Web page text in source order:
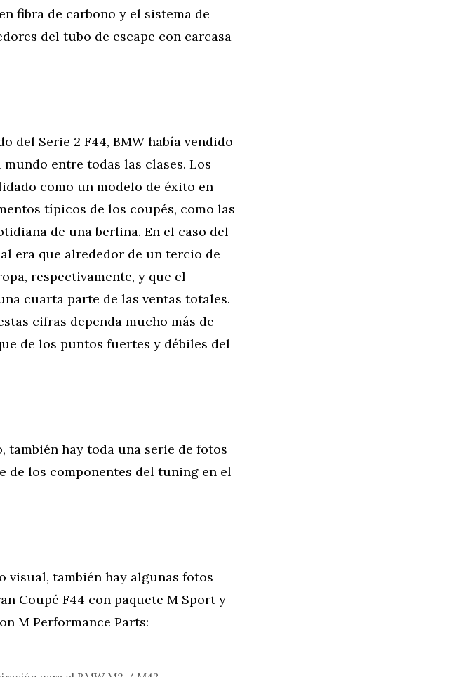
fibra de carbono y el sistema de
del tubo de escape con carcasa
del Serie 2 F44, BMW había vendido
entre todas las clases. Los
como un modelo de éxito en
típicos de los coupés, como las
de una berlina. En el caso del
era que alrededor de un tercio de
respectivamente, y que el
cuarta parte de las ventas totales.
cifras dependa mucho más de
de los puntos fuertes y débiles del
también hay toda una serie de fotos
de los componentes del tuning en el
visual, también hay algunas fotos
Coupé F44 con paquete M Sport y
M Performance Parts: